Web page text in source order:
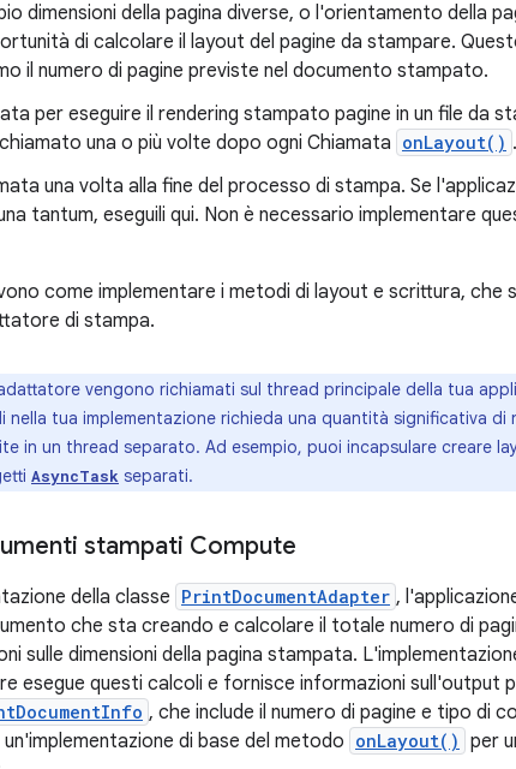
dimensioni della pagina diverse, o l'orientamento della
di calcolare il layout del pagine da stampare.
il numero di pagine previste nel documento stampato.
per eseguire il rendering stampato pagine in un file da
una o più volte dopo ogni Chiamata onLayout() .
una volta alla fine del processo di stampa. Se
tantum, eseguili qui. Non è necessario implementare
come implementare i metodi di layout e scrittura, che
di stampa.
vengono richiamati sul thread principale della tua
tua implementazione richieda una quantità significativa di
in un thread separato. Ad esempio, puoi incapsulare creare
AsyncTask separati.
stampati Compute
della classe PrintDocumentAdapter ,
che sta creando e calcolare il totale numero di
sulle dimensioni della pagina stampata.
esegue questi calcoli e fornisce informazioni sull'output
, che include il numero di pagine e tipo di
di base del metodo onLayout() per